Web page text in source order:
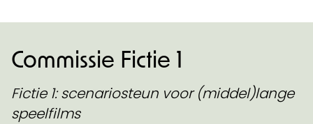
Commissie Fictie 1
Fictie 1: scenariosteun voor (middel)lange
speelfilms